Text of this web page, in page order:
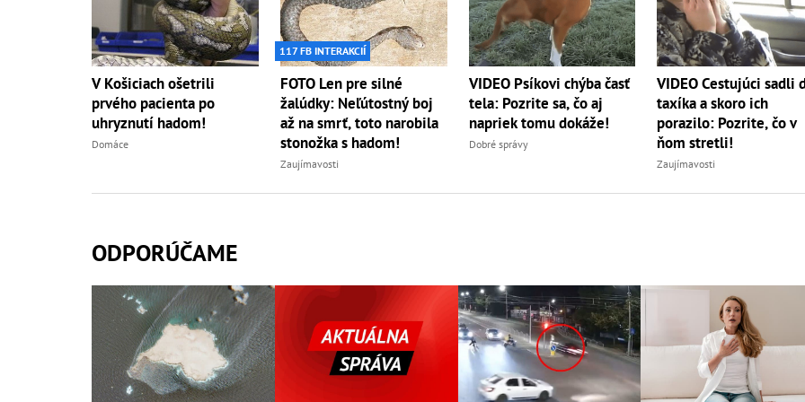
V Košiciach ošetrili
prvého pacienta po
uhryznutí hadom!
Domáce
117 FB INTERAKCIÍ
FOTO Len pre silné
žalúdky: Neľútostný boj
až na smrť, toto narobila
stonožka s hadom!
Zaujímavosti
VIDEO Psíkovi chýba časť
tela: Pozrite sa, čo aj
napriek tomu dokáže!
Dobré správy
VIDEO Cestujúci sadli
taxíka a skoro ich
porazilo: Pozrite, čo v
ňom stretli!
Zaujímavosti
ODPORÚČAME